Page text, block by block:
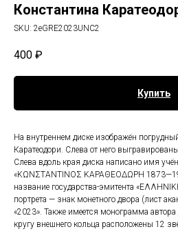
Константина
SKU: 2eGRE2023UNC2
400 ₽
Купить
На внутреннем диске изображён
Каратеодори. Слева от него
Слева вдоль края диска написано имя
«ΚΩΝΣΤΑΝΤΙΝΟΣ ΚΑΡΑΘΕΟΔΩΡΗ
название государства-эмитента
портрета — знак монетного двора (лист
«2023». Также имеется монограмма
кругу внешнего кольца расположены 12